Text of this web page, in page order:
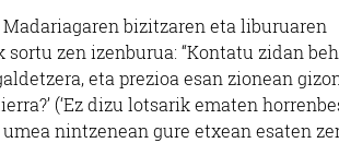
Madariagaren bizitzaren eta liburuaren
zen izenburua: “Kontatu zidan
eta prezioa esan zionean
(‘Ez dizu lotsarik ematen
nintzenean gure etxean esaten